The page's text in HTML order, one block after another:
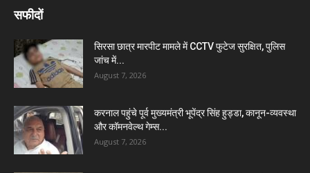
सफीदों
सिरसा छात्र मारपीट मामले में CCTV फुटेज सुरक्षित, पुलिस
जांच में...
August 7, 2026
करनाल पहुंचे पूर्व मुख्यमंत्री भूपेंद्र सिंह हुड्डा, कानून-व्यवस्था
और कॉमनवेल्थ गेम्स...
August 7, 2026